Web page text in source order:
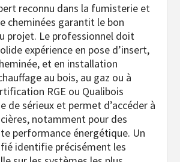
reconnu dans la fumisterie et
cheminées garantit le bon
projet. Le professionnel doit
expérience en pose d’insert,
et en installation
au bois, au gaz ou à
RGE ou Qualibois
de sérieux et permet d’accéder à
notamment pour des
performance énergétique. Un
identifie précisément les